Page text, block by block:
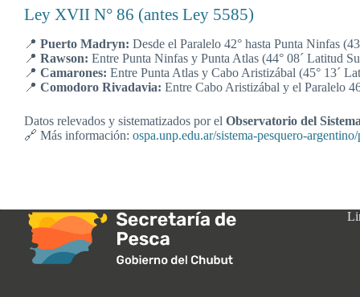
Ley XVII N° 86 (antes Ley 5585)
📍 Puerto Madryn: Desde el Paralelo 42° hasta Punta Ninfas
📍 Rawson: Entre Punta Ninfas y Punta Atlas (44° 08´ Latitud
📍 Camarones: Entre Punta Atlas y Cabo Aristizábal (45° 13´
📍 Comodoro Rivadavia: Entre Cabo Aristizábal y el Paralelo
Datos relevados y sistematizados por el Observatorio del
🔗 Más información: ospa.unp.edu.ar/sistema-pesquero-